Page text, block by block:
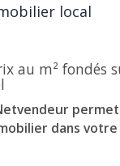
local
au m² fondés
dans